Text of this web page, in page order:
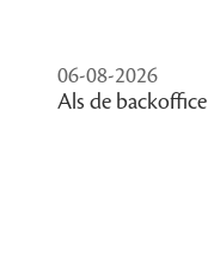
06-08-2026
Als de